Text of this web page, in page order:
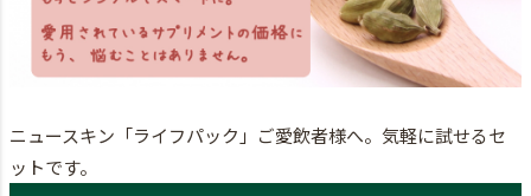
ニュースキン「ライフパック」ご愛飲者様へ。気軽に試せるセ
ットです。